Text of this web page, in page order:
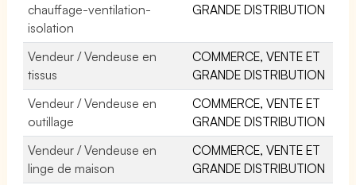
chauffage-ventilation-
isolation
GRANDE DISTRIBUTION
Vendeur / Vendeuse en
tissus
COMMERCE, VENTE ET
GRANDE DISTRIBUTION
Vendeur / Vendeuse en
outillage
COMMERCE, VENTE ET
GRANDE DISTRIBUTION
Vendeur / Vendeuse en
linge de maison
COMMERCE, VENTE ET
GRANDE DISTRIBUTION